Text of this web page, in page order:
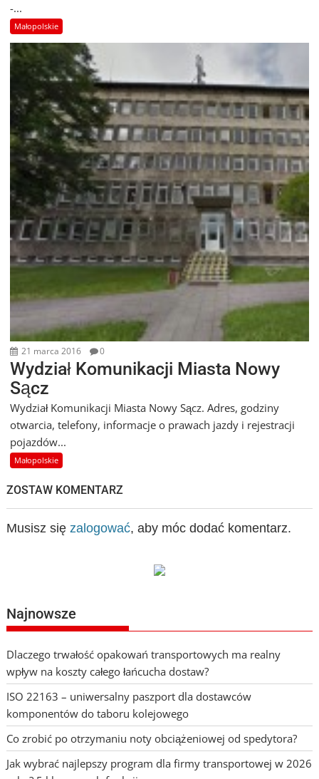
-...
Małopolskie
21 marca 2016 0
Wydział Komunikacji Miasta Nowy
Sącz
Wydział Komunikacji Miasta Nowy Sącz. Adres, godziny
otwarcia, telefony, informacje o prawach jazdy i rejestracji
pojazdów...
Małopolskie
ZOSTAW KOMENTARZ
Musisz sięzalogować, aby móc dodać komentarz.
Najnowsze
Dlaczego trwałość opakowań transportowych ma realny
wpływ na koszty całego łańcucha dostaw?
ISO 22163 – uniwersalny paszport dla dostawców
komponentów do taboru kolejowego
Co zrobić po otrzymaniu noty obciążeniowej od spedytora?
Jak wybrać najlepszy program dla firmy transportowej w 2026